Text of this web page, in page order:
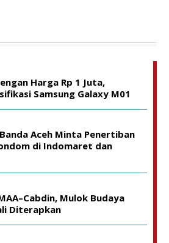
Harga Rp 1 Juta,
Samsung Galaxy M01
Aceh Minta Penertiban
di Indomaret dan
Mulok Budaya
Diterapkan